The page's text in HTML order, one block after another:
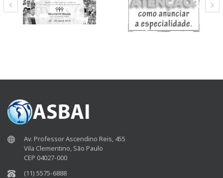
Av. Professor Ascendino Reis, 455
Vila Clementino, São Paulo
CEP 04027-000
(11) 5575-6888